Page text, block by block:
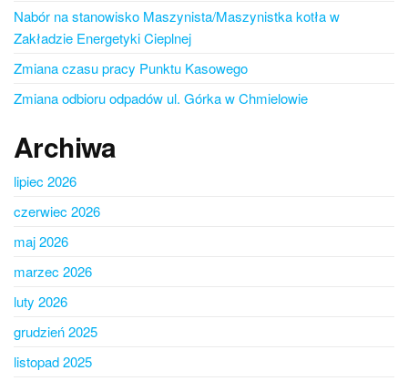
Nabór na stanowisko Maszynista/Maszynistka kotła w
Zakładzie Energetyki Cieplnej
Zmiana czasu pracy Punktu Kasowego
Zmiana odbioru odpadów ul. Górka w Chmielowie
Archiwa
lipiec 2026
czerwiec 2026
maj 2026
marzec 2026
luty 2026
grudzień 2025
listopad 2025